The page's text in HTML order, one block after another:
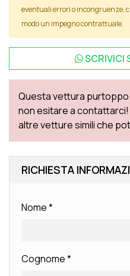
eventuali errori o incongruenze,
modo un impegno contrattuale.
SCRIVICI
Questa vettura purtoppo
non esitare a
altre vetture simili che
RICHIESTA
Nome*
Cognome*